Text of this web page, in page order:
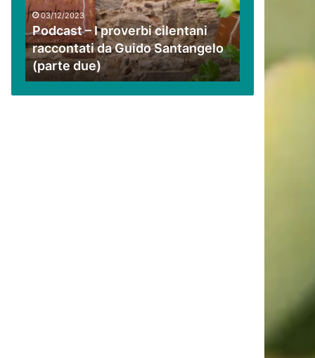
raccontati
da
Guido
Santangelo
(parte
due)
03/12/2023
Podcast – I proverbi cilentani
raccontati da Guido Santangelo
(parte due)